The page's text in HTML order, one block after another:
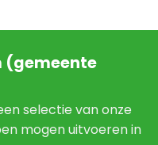
(gemeente
selectie van onze
mogen uitvoeren in